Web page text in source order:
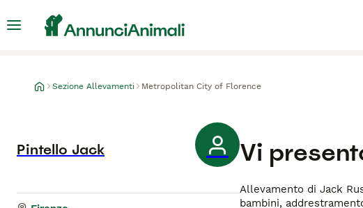
Sezione Allevamenti Metropolitan City of Florence
Pintello Jack Vi
Allevamento di Jack
bambini,